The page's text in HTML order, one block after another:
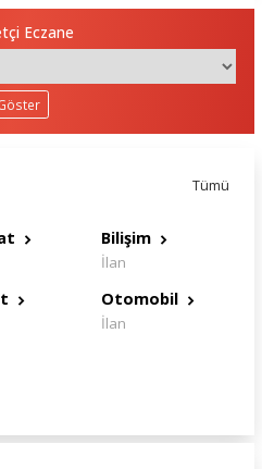
Eczane
Tümü
Bilişim
İlan
Otomobil
İlan